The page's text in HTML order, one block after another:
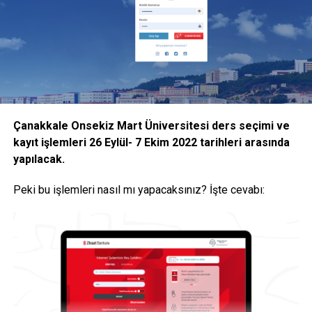
İşte YÖK Başkanı Özvar’ın açıkladığı
kararlar
YÖK Başkanı Erol Özvar’ın açıklamalarına göre alınan
kararlar şu şekilde:
“Halihazırda uygulanmakta olan uzaktan öğretim ile birlikte
isteyen öğrencilere devam şartı aranmaksızın sınıflarda
yüz yüze eğitim verilebilmesine,
öğretim ile hem de yüz yüze verilebilmesine ilişkin
kararları ilgili kurullarında alarak gerekli düzenlemeleri
Yürürlükte olan “Yükseköğretim Kurumlarında Uzaktan
Çanakkale Onsekiz Mart Üniversitesi ders seçimi ve
kayıt işlemleri 26 Eylül- 7 Ekim 2022 tarihleri arasında
yapılacak.
Peki bu işlemleri nasıl mı yapacaksınız? İşte cevabı: